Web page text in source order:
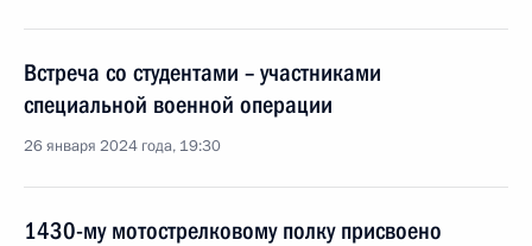
Встреча со студентами – участниками
специальной военной операции
26 января 2024 года, 19:30
1430-му мотострелковому полку присвоено